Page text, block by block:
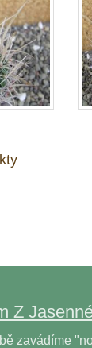
Z
zavádíme